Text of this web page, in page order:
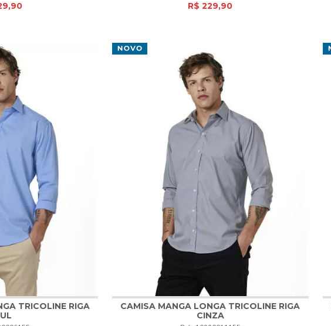
COMPRAR
R$ 229,90
4
TRICOLINE RIGA
3 4
CAMISA MANGA LONGA TRICOLINE RIGA
CINZA